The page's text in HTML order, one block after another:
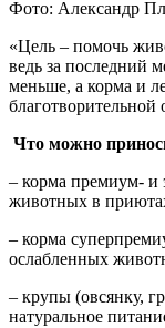
Фото: Александр
«Цель – помочь
ведь за последний
меньше, а корма и
благотворительной
Что можно
– корма премиум- и
животных в
– корма
ослабленных
– крупы (овсянку,
натуральное